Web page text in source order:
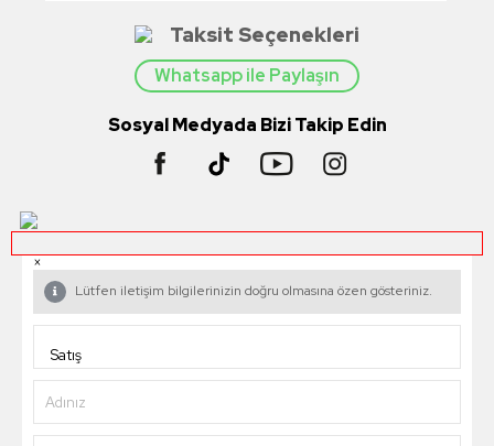
Taksit Seçenekleri
Whatsapp ile Paylaşın
Sosyal Medyada Bizi Takip Edin
×
Lütfen iletişim bilgilerinizin doğru olmasına özen gösteriniz.
Adınız